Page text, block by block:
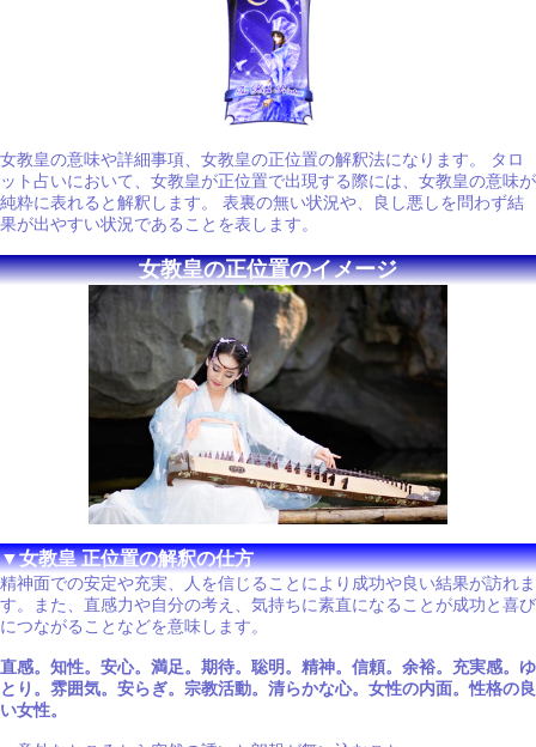
女教皇の意味や詳細事項、女教皇の正位置の解釈法になります。 タロ
ット占いにおいて、女教皇が正位置で出現する際には、女教皇の意味が
純粋に表れると解釈します。 表裏の無い状況や、良し悪しを問わず結
果が出やすい状況であることを表します。
女教皇の正位置のイメージ
▼女教皇 正位置の解釈の仕方
精神面での安定や充実、人を信じることにより成功や良い結果が訪れま
す。また、直感力や自分の考え、気持ちに素直になることが成功と喜び
につながることなどを意味します。
直感。知性。安心。満足。期待。聡明。精神。信頼。余裕。充実感。ゆ
とり。雰囲気。安らぎ。宗教活動。清らかな心。女性の内面。性格の良
い女性。